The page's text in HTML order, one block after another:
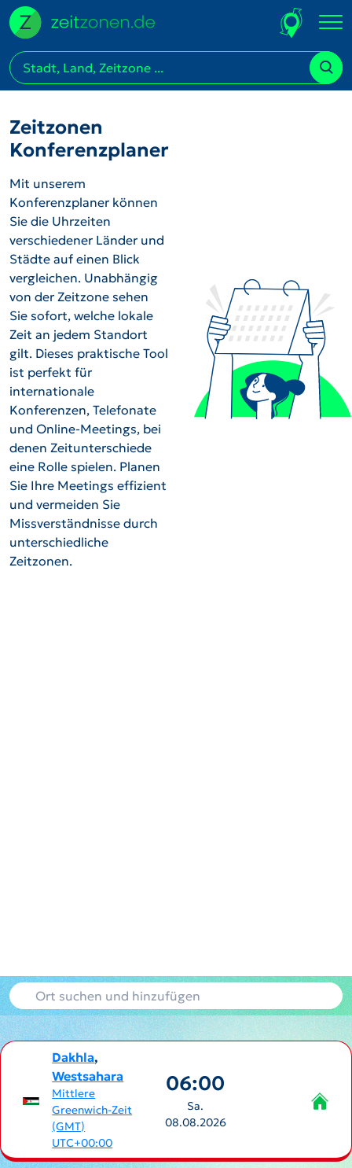
Zeitzonen
Konferenzplaner
Mit unserem
Konferenzplaner können
Sie die Uhrzeiten
verschiedener Länder und
Städte auf einen Blick
vergleichen. Unabhängig
von der Zeitzone sehen
Sie sofort, welche lokale
Zeit an jedem Standort
gilt. Dieses praktische Tool
ist perfekt für
internationale
Konferenzen, Telefonate
und Online-Meetings, bei
denen Zeitunterschiede
eine Rolle spielen. Planen
Sie Ihre Meetings effizient
und vermeiden Sie
Missverständnisse durch
unterschiedliche
Zeitzonen.
Dakhla,
Westsahara
Mittlere
Greenwich-Zeit
(GMT)
UTC+00:00
06:00
Sa.
08.08.2026